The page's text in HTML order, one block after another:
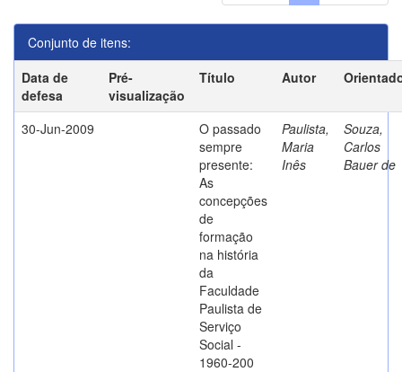
Conjunto de itens:
Data de
defesa
Pré-
visualização
Título Autor
30-Jun-2009
O passado
sempre
presente:
As
concepções
de
formação
na história
da
Faculdade
Paulista de
Serviço
Social -
1960-200
Paulista,
Maria
Inês
Souza,
Carlos
Bauer de